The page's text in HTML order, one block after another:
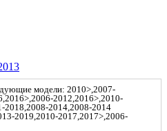
модели: 2010>,2007-
2012,2016>,2010-
2018,2008-2014,2008-2014
2019,2010-2017,2017>,2006-